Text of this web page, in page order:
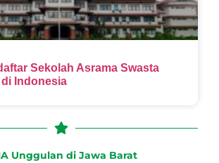
Sekolah Asrama Swasta
Indonesia
Unggulan di Jawa Barat